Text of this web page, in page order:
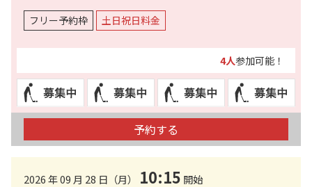
フリー予約枠 土日祝日料金
4人参加可能！
予約する
2026 年 09 月 28 日（月） 10:15 開始